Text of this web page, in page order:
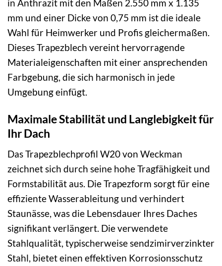
in Anthrazit mit den Maßen 2.550 mm x 1.135
mm und einer Dicke von 0,75 mm ist die ideale
Wahl für Heimwerker und Profis gleichermaßen.
Dieses Trapezblech vereint hervorragende
Materialeigenschaften mit einer ansprechenden
Farbgebung, die sich harmonisch in jede
Umgebung einfügt.
Maximale Stabilität und Langlebigkeit für
Ihr Dach
Das Trapezblechprofil W20 von Weckman
zeichnet sich durch seine hohe Tragfähigkeit und
Formstabilität aus. Die Trapezform sorgt für eine
effiziente Wasserableitung und verhindert
Staunässe, was die Lebensdauer Ihres Daches
signifikant verlängert. Die verwendete
Stahlqualität, typischerweise sendzimirverzinkter
Stahl, bietet einen effektiven Korrosionsschutz